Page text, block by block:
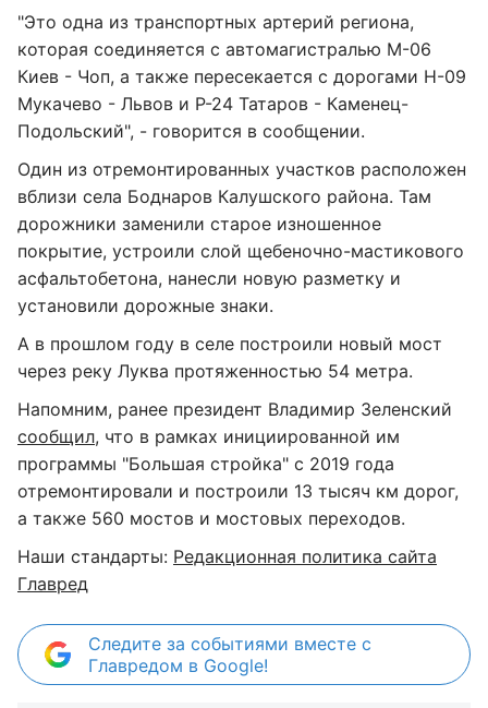
"Это одна из транспортных артерий региона,
которая соединяется с автомагистралью М-06
Киев - Чоп, а также пересекается с дорогами Н-09
Мукачево - Львов и Р-24 Татаров - Каменец-
Подольский", - говорится в сообщении.
Один из отремонтированных участков расположен
вблизи села Боднаров Калушского района. Там
дорожники заменили старое изношенное
покрытие, устроили слой щебеночно-мастикового
асфальтобетона, нанесли новую разметку и
установили дорожные знаки.
А в прошлом году в селе построили новый мост
через реку Луква протяженностью 54 метра.
Напомним, ранее президент Владимир Зеленский
сообщил, что в рамках инициированной им
программы "Большая стройка" с 2019 года
отремонтировали и построили 13 тысяч км дорог,
а также 560 мостов и мостовых переходов.
Наши стандарты: Редакционная политика сайта
Главред
Следите за событиями вместе с
Главредом в Google!